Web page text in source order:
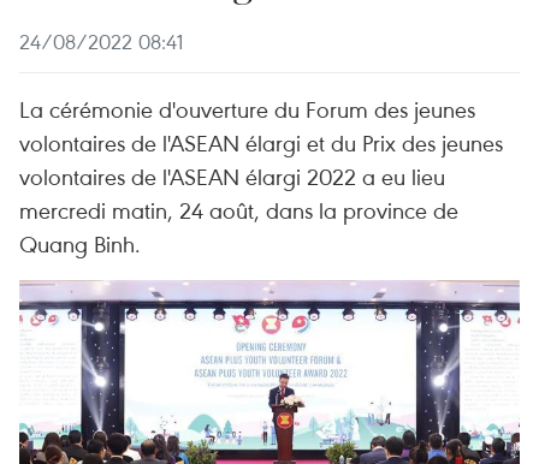
24/08/2022 08:41
La cérémonie d'ouverture du Forum des jeunes
volontaires de l'ASEAN élargi et du Prix des jeunes
volontaires de l'ASEAN élargi 2022 a eu lieu
mercredi matin, 24 août, dans la province de
Quang Binh.